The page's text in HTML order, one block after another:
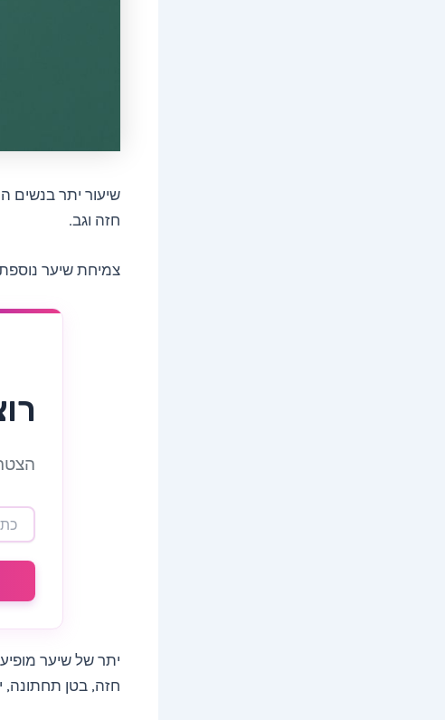
שיעור יתר בנשים
חזה וגב.
צמיחת שיער נוספת
יתר של שיער
חזה, בטן תחתונה,